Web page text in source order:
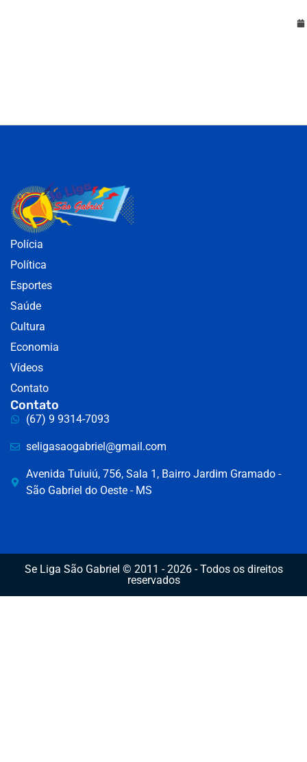
Polícia
Política
Esportes
Saúde
Cultura
Economia
Vídeos
Contato
Contato
(67) 9 9314-7093
seligasaogabriel@gmail.com
Avenida Tuiuiú, 756, Sala 1, Bairro Jardim Gramado -
São Gabriel do Oeste - MS
Se Liga São Gabriel © 2011 - 2026 - Todos os direitos
reservados